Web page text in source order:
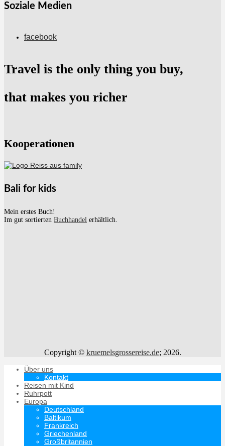
Soziale Medien
facebook
Travel is the only thing you buy,
that makes you richer
Kooperationen
Bali for kids
Mein erstes Buch!
Im gut sortierten Buchhandel erhältlich.
Copyright © kruemelsgrossereise.de; 2026.
Über uns
Kontakt
Reisen mit Kind
Ruhrpott
Europa
Deutschland
Baltikum
Frankreich
Griechenland
Großbritannien